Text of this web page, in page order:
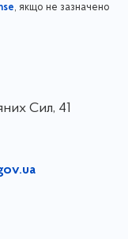
, якщо не зазначено
Сил, 41